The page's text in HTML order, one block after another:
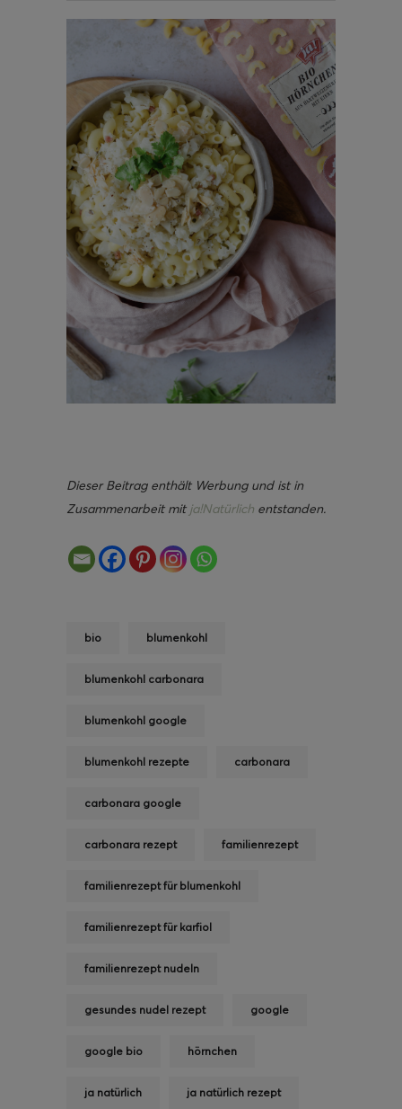
Dieser Beitrag enthält Werbung und ist in
Zusammenarbeit mit ja!Natürlich entstanden.
bio blumenkohl
blumenkohl carbonara
blumenkohl google
blumenkohl rezepte carbonara
carbonara google
carbonara rezept familienrezept
familienrezept für blumenkohl
familienrezept für karfiol
familienrezept nudeln
gesundes nudel rezept google
google bio hörnchen
ja natürlich ja natürlich rezept